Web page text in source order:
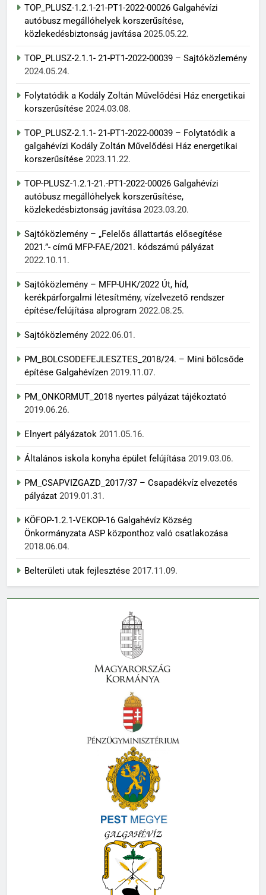
TOP_PLUSZ-1.2.1-21-PT1-2022-00026 Galgahévízi
autóbusz megállóhelyek korszerűsítése,
közlekedésbiztonság javítása 2025.05.22.
TOP_PLUSZ-2.1.1- 21-PT1-2022-00039 – Sajtóközlemény
2024.05.24.
Folytatódik a Kodály Zoltán Művelődési Ház energetikai
korszerűsítése 2024.03.08.
TOP_PLUSZ-2.1.1- 21-PT1-2022-00039 – Folytatódik a
galgahévízi Kodály Zoltán Művelődési Ház energetikai
korszerűsítése 2023.11.22.
TOP-PLUSZ-1.2.1-21.-PT1-2022-00026 Galgahévízi
autóbusz megállóhelyek korszerűsítése,
közlekedésbiztonság javítása 2023.03.20.
Sajtóközlemény – „Felelős állattartás elősegítése
2021.”- című MFP-FAE/2021. kódszámú pályázat
2022.10.11.
Sajtóközlemény – MFP-UHK/2022 Út, híd,
kerékpárforgalmi létesítmény, vízelvezető rendszer
építése/felújítása alprogram 2022.08.25.
Sajtóközlemény 2022.06.01.
PM_BOLCSODEFEJLESZTES_2018/24. – Mini bölcsőde
építése Galgahévízen 2019.11.07.
PM_ONKORMUT_2018 nyertes pályázat tájékoztató
2019.06.26.
Elnyert pályázatok 2011.05.16.
Általános iskola konyha épület felújítása 2019.03.06.
PM_CSAPVIZGAZD_2017/37 – Csapadékvíz elvezetés
pályázat 2019.01.31.
KÖFOP-1.2.1-VEKOP-16 Galgahévíz Község
Önkormányzata ASP központhoz való csatlakozása
2018.06.04.
Belterületi utak fejlesztése 2017.11.09.